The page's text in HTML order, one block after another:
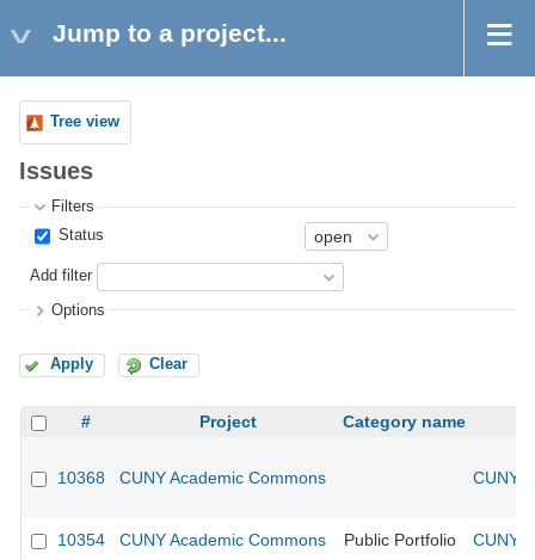
Jump to a project...
Tree view
Issues
Filters
Status
Add filter
Options
Apply Clear
# Project Category name
10368 CUNY Academic Commons CUNY
10354 CUNY Academic Commons Public Portfolio CUNY